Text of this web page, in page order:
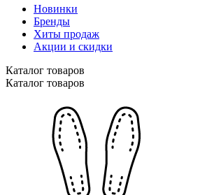
Новинки
Бренды
Хиты продаж
Акции и скидки
Каталог товаров
Каталог товаров